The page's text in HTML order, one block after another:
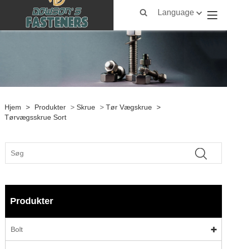
Language
Hjem > Produkter > Skrue > Tør Vægskrue >
Tørvægsskrue Sort
Produkter
Bolt